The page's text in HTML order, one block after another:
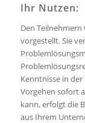
Ihr Nutzen:
Den
vorgestellt. Sie
Kenntnisse in
Vorgehen sofort
kann, erfolgt die
aus Ihrem